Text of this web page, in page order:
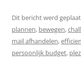
Dit bericht werd
plannen, bewegen,
mail afhandelen,
persoonlijk budget,